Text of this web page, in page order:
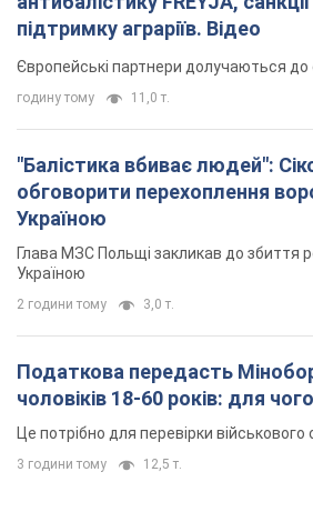
3,0 т.
Податкова передасть
чоловіків 18-60 років: для
3 години тому 12,5 т.